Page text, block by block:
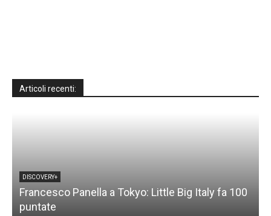
Articoli recenti:
DISCOVERY+
Francesco Panella a Tokyo: Little Big Italy fa 100
puntate